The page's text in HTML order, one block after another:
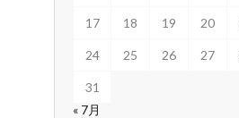
17 18 19 20
24 25 26 27
31
« 7月